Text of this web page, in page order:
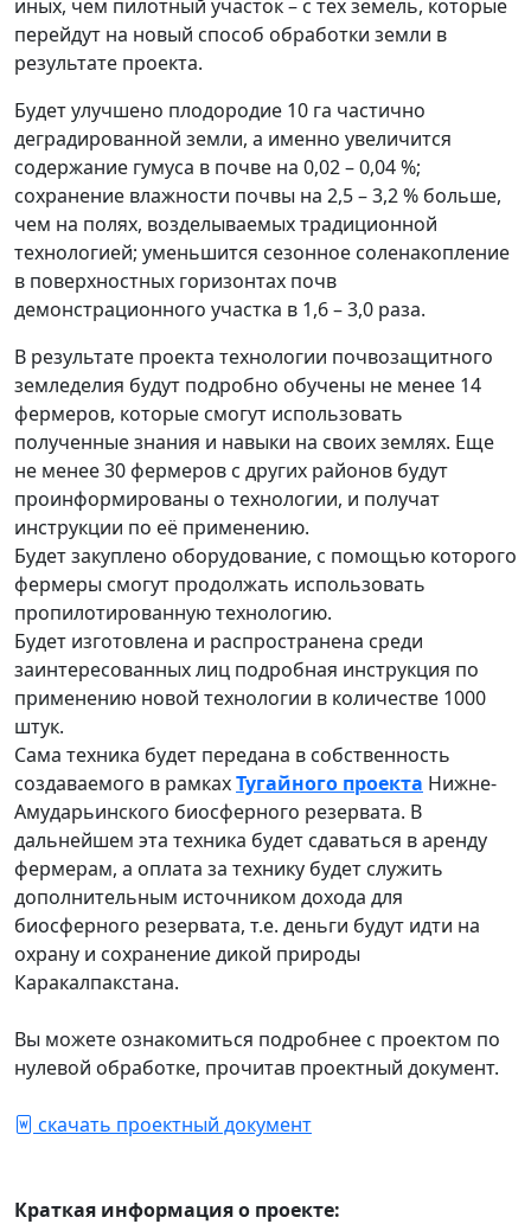
иных, чем пилотный участок – с тех земель, которые
перейдут на новый способ обработки земли в
результате проекта.
Будет улучшено плодородие 10 га частично
деградированной земли, а именно увеличится
содержание гумуса в почве на 0,02 – 0,04 %;
сохранение влажности почвы на 2,5 – 3,2 % больше,
чем на полях, возделываемых традиционной
технологией; уменьшится сезонное соленакопление
в поверхностных горизонтах почв
демонстрационного участка в 1,6 – 3,0 раза.
В результате проекта технологии почвозащитного
земледелия будут подробно обучены не менее 14
фермеров, которые смогут использовать
полученные знания и навыки на своих землях. Еще
не менее 30 фермеров с других районов будут
проинформированы о технологии, и получат
инструкции по её применению.
Будет закуплено оборудование, с помощью которого
фермеры смогут продолжать использовать
пропилотированную технологию.
Будет изготовлена и распространена среди
заинтересованных лиц подробная инструкция по
применению новой технологии в количестве 1000
штук.
Сама техника будет передана в собственность
создаваемого в рамкахТугайного проекта Нижне-
Амударьинского биосферного резервата. В
дальнейшем эта техника будет сдаваться в аренду
фермерам, а оплата за технику будет служить
дополнительным источником дохода для
биосферного резервата, т.е. деньги будут идти на
охрану и сохранение дикой природы
Каракалпакстана.
Вы можете ознакомиться подробнее с проектом по
нулевой обработке, прочитав проектный документ.
скачать проектный документ
Краткая информация о проекте: